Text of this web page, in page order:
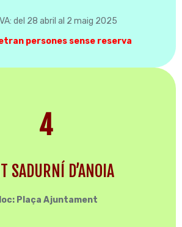
del 28 abril al 2 maig 2025
persones sense reserva
4
SADURNÍ D’ANOIA
Plaça Ajuntament